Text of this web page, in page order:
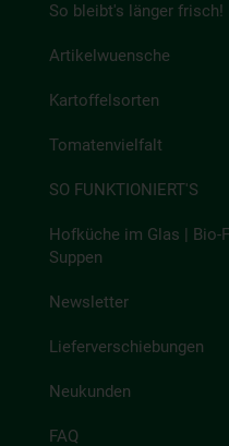
So bleibt's länger frisch!
Artikelwuensche
Kartoffelsorten
Tomatenvielfalt
SO FUNKTIONIERT'S
Hofküche im Glas | Bio-
Suppen
Newsletter
Lieferverschiebungen
Neukunden
FAQ